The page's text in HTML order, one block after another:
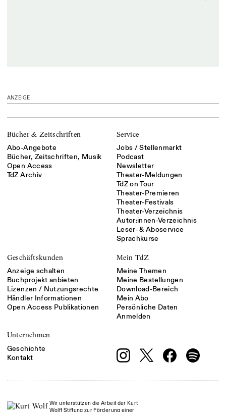
ANZEIGE
Bücher & Zeitschriften
Abo-Angebote
Bücher, Zeitschriften, Musik
Open Access
TdZ Archiv
Service
Jobs / Stellenmarkt
Podcast
Newsletter
Theater-Meldungen
TdZ on Tour
Theater-Premieren
Theater-Festivals
Theater-Verzeichnis
Autor:innen-Verzeichnis
Leser- & Aboservice
Sprachkurse
Geschäftskunden
Anzeige schalten
Buchprojekt anbieten
Lizenzen / Nutzungsrechte
Händler Informationen
Open Access Publikationen
Mein TdZ
Meine Themen
Meine Bestellungen
Download-Bereich
Mein Abo
Persönliche Daten
Anmelden
Unternehmen
Geschichte
Kontakt
Wir unterstützen die Arbeit der Kurt
Wolff Stiftung zur Förderung einer